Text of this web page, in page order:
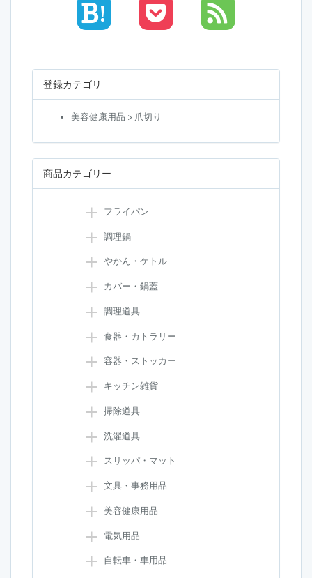
!
登録カテゴリ
美容健康用品 > 爪切り
商品カテゴリー
フライパン
調理鍋
やかん・ケトル
カバー・鍋蓋
調理道具
食器・カトラリー
容器・ストッカー
キッチン雑貨
掃除道具
洗濯道具
スリッパ・マット
文具・事務用品
美容健康用品
電気用品
自転車・車用品